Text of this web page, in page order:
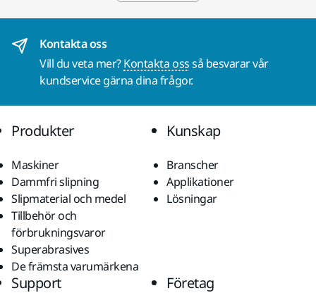
Kontakta oss
Vill du veta mer?Kontakta ossså besvarar vår
kundservice gärna dina frågor.
Produkter
Maskiner
Dammfri slipning
Slipmaterial och medel
Tillbehör och
förbrukningsvaror
Superabrasives
De främsta varumärkena
Kunskap
Branscher
Applikationer
Lösningar
Support Företag